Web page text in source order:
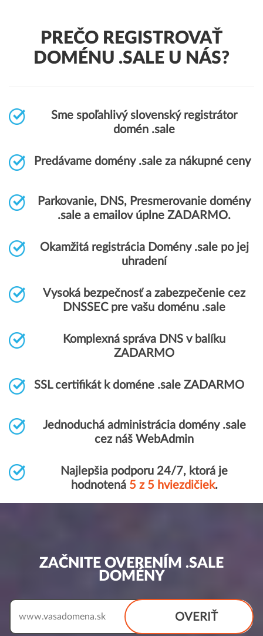
PREČO REGISTROVAŤ
DOMÉNU .SALE U NÁS?
Sme spoľahlivý slovenský registrátor
domén .sale
Predávame domény .sale za nákupné ceny
Parkovanie, DNS, Presmerovanie domény
.sale a emailov úplne ZADARMO.
Okamžitá registrácia Domény .sale po jej
uhradení
Vysoká bezpečnosť a zabezpečenie cez
DNSSEC pre vašu doménu .sale
Komplexná správa DNS v balíku
ZADARMO
SSL certifikát k doméne .sale ZADARMO
Jednoduchá administrácia domény .sale
cez náš WebAdmin
Najlepšia podporu 24/7, ktorá je
hodnotená 5 z 5 hviezdičiek.
ZAČNITE OVERENÍM .SALE
DOMÉNY
OVERIŤ
www.